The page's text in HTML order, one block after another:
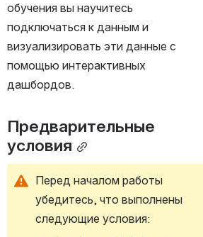
обучения вы научитесь
подключаться к данным и
визуализировать эти данные с
помощью интерактивных
дашбордов.
Предварительные
условия
Перед началом работы
убедитесь, что выполнены
следующие условия: